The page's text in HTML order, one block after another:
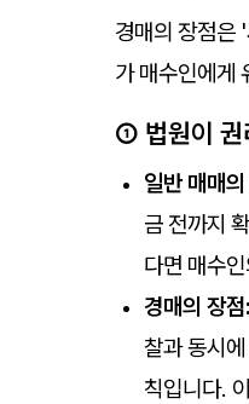
경매의 장점은
가 매수인에게
① 법원이 권
일반 매매
금 전까지
다면 매수
경매의 장점:
찰과 동시
칙입니다.